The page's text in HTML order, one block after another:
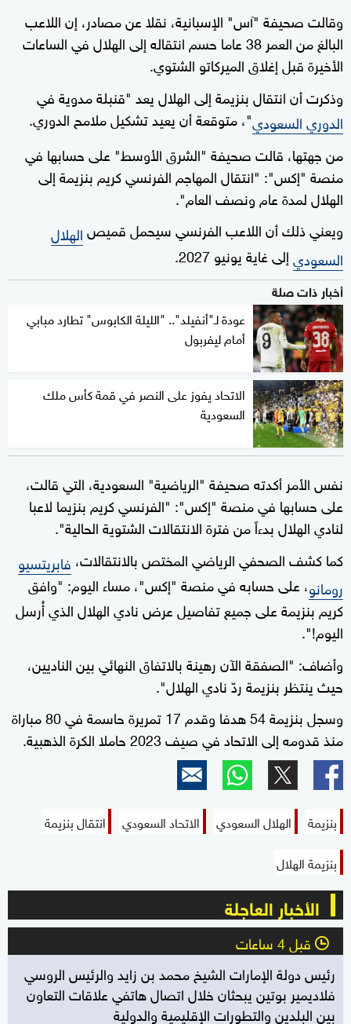
وقالت صحيفة "آس" الإسبانية، نقلا عن مصادر، إن اللاعب
البالغ من العمر 38 عاما حسم انتقاله إلى الهلال في الساعات
الأخيرة قبل إغلاق الميركاتو الشتوي.
وذكرت أن انتقال بنزيمة إلى الهلال يعد "قنبلة مدوية في
الدوري السعودي"، متوقعة أن يعيد تشكيل ملامح الدوري.
من جهتها، قالت صحيفة "الشرق الأوسط" على حسابها في
منصة "إكس": "انتقال المهاجم الفرنسي كريم بنزيمة إلى
الهلال لمدة عام ونصف العام".
ويعني ذلك أن اللاعب الفرنسي سيحمل قميصالهلال
السعوديإلى غاية يونيو 2027.
أخبار ذات صلة
عودة لـ"أنفيلد".. "الليلة الكابوس" تطارد مبابي
أمام ليفربول
الاتحاد يفوز على النصر في قمة كأس ملك
السعودية
نفس الأمر أكدته صحيفة "الرياضية" السعودية، التي قالت،
على حسابها في منصة "إكس": "الفرنسي كريم بنزيما لاعبا
لنادي الهلال بدءاً من فترة الانتقالات الشتوية الحالية".
كما كشف الصحفي الرياضي المختص بالانتقالات، فابريتسيو
رومانو، على حسابه في منصة "إكس"، مساء اليوم: "وافق
كريم بنزيمة على جميع تفاصيل عرض نادي الهلال الذي أُرسل
اليوم!".
وأضاف: "الصفقة الآن رهينة بالاتفاق النهائي بين الناديين،
حيث ينتظر بنزيمة ردّ نادي الهلال".
وسجل بنزيمة 54 هدفا وقدم 17 تمريرة حاسمة في 80 مباراة
منذ قدومه إلى الاتحاد في صيف 2023 حاملا الكرة الذهبية.
بنزيمة الهلال السعودي الاتحاد السعودي
انتقال بنزيمة
بنزيمة الهلال
الأخبار العاجلة
l قبل 4 ساعات
رئيس دولة الإمارات الشيخ محمد بن زايد والرئيس الروسي
فلاديمير بوتين يبحثان خلال اتصال هاتفي علاقات التعاون
بين البلدين والتطورات الإقليمية والدولية